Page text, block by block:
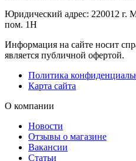
Юридический адрес: 220012 г.
пом. 1Н
Информация на сайте носит
является публичной офертой.
Политика
Карта сайта
О компании
Новости
Отзывы о магазине
Вакансии
Статьи